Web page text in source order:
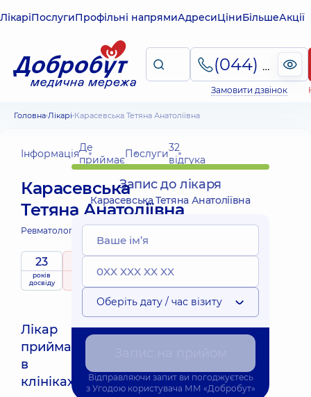
ЛікаріПослугиПрофільні напрямиАдресиЦіниБільшеАкції
(044) 495-2-888
Замовити дзвінок
Головна Лікарі Карасевська Тетяна Анатоліївна
ІнформаціяДе
приймаєПослуги32
відгука
Карасевська
Тетяна Анатоліївна
Ревматолог;
23
років
досвіду
рейтингна підставі
Експерт
Лікар
приймає
в
клініках:
Запис до лікаря
Карасевська Тетяна Анатоліївна
Оберіть дату / час візиту
Відправляючи запит ви погоджуєтесь
з Угодою користувача ММ «Добробут»